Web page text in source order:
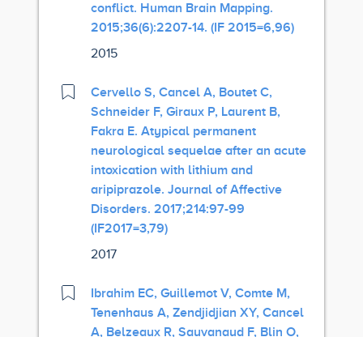
conflict. Human Brain Mapping.
2015;36(6):2207-14. (IF 2015=6,96)
2015
Cervello S, Cancel A, Boutet C,
Schneider F, Giraux P, Laurent B,
Fakra E. Atypical permanent
neurological sequelae after an acute
intoxication with lithium and
aripiprazole. Journal of Affective
Disorders. 2017;214:97-99
(IF2017=3,79)
2017
Ibrahim EC, Guillemot V, Comte M,
Tenenhaus A, Zendjidjian XY, Cancel
A, Belzeaux R, Sauvanaud F, Blin O,